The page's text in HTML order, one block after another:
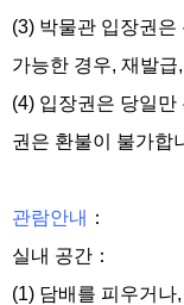
(3) 박물관 입장권
가능한 경우, 재발
(4) 입장권은 당일
권은 환불이 불가합
관람안내 ：
실내 공간：
(1) 담배를 피우거나